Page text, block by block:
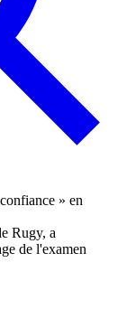
Rugy, a
de l'examen